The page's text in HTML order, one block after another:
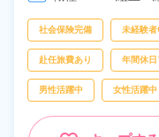
梱包
社会保険完備 未経験者
赴任旅費あり 年間休
男性活躍中 女性活躍中